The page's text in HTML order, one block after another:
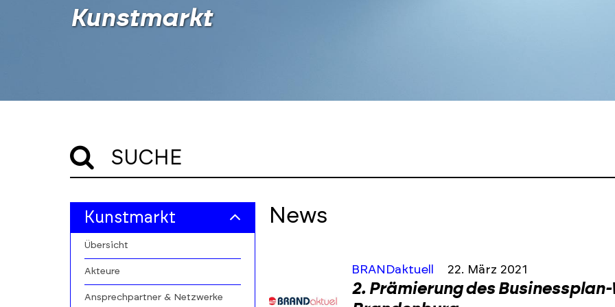
Kunstmarkt
SUCHE
Skip
filters
Skip
results
Kunstmarkt
Übersicht
Akteure
Ansprechpartner & Netzwerke
News
BRANDaktuell 22. März 2021
2. Prämierung des